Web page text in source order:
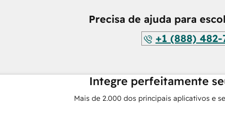
Precisa de ajuda para
+1 (888) 482-
Integre perfeitamente
Mais de 2.000 dos principais aplicativos e